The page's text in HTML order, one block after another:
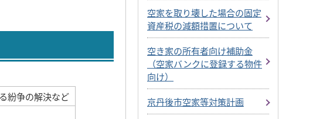
紛争の解決など
空家を取り壊した場合の固定
資産税の減額措置について
空き家の所有者向け補助金
（空家バンクに登録する物件
向け）
京丹後市空家等対策計画